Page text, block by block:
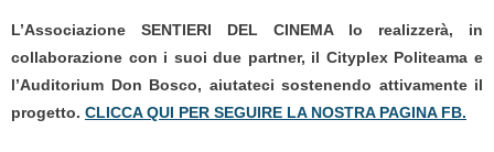
L’Associazione SENTIERI DEL CINEMA lo realizzerà, in
collaborazione con i suoi due partner, il Cityplex Politeama e
l’Auditorium Don Bosco, aiutateci sostenendo attivamente il
progetto. CLICCA QUI PER SEGUIRE LA NOSTRA PAGINA FB.